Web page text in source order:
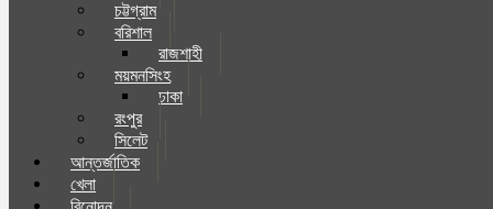
চট্টগ্রাম
বরিশাল
রাজশাহী
ময়মনসিংহ
ঢাকা
রংপুর
সিলেট
আন্তর্জাতিক
খেলা